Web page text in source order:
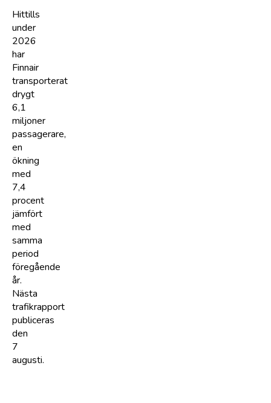
Hittills
under
2026
har
Finnair
transporterat
drygt
6,1
miljoner
passagerare,
en
ökning
med
7,4
procent
jämfört
med
samma
period
föregående
år.
Nästa
trafikrapport
publiceras
den
7
augusti.